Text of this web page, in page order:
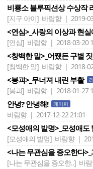
비룡소 블루픽션상 수상작
[지구 아이] 바람향 | 2019-
<연심>_사랑의 이상과 현
[연심] 바람향 | 2018-03-20
<창백한 말>_어쨌든 구별
[창백한 말] 바람향 | 2018-
<붕괴>_무너져 내린 부활
[붕괴] 바람향 | 2018-01-27
안녕? 안녕해! 페이퍼
바람향 | 2017-12-22 21:01
<모성애의 발명>_모성애도
[모성애의 발명] 바람향 |
<나는 무관심을 증오한다
[나는 무관심을 증오한..] 바